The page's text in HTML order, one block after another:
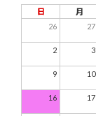
日 月
26
27
2 3
9 10
16 17